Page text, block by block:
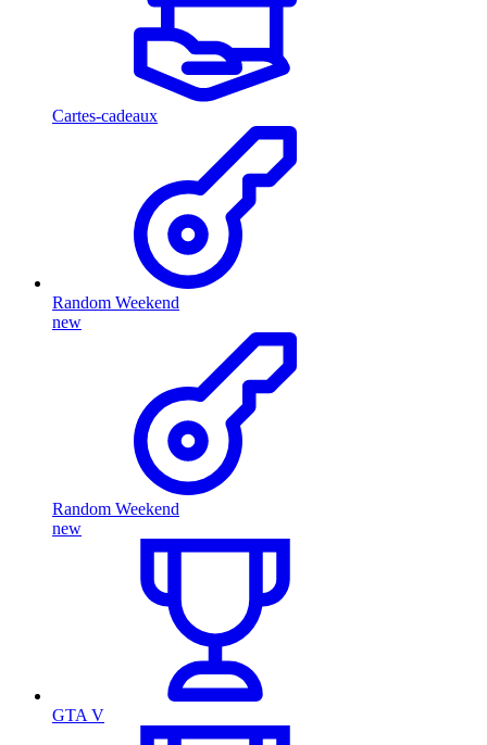
Cartes-cadeaux
Random Weekend
new
Random Weekend
new
GTA V